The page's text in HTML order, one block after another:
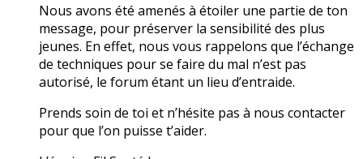
Nous avons été amenés à étoiler une partie de ton
message, pour préserver la sensibilité des plus
jeunes. En effet, nous vous rappelons que l’échange
de techniques pour se faire du mal n’est pas
autorisé, le forum étant un lieu d’entraide.
Prends soin de toi et n’hésite pas à nous contacter
pour que l’on puisse t’aider.